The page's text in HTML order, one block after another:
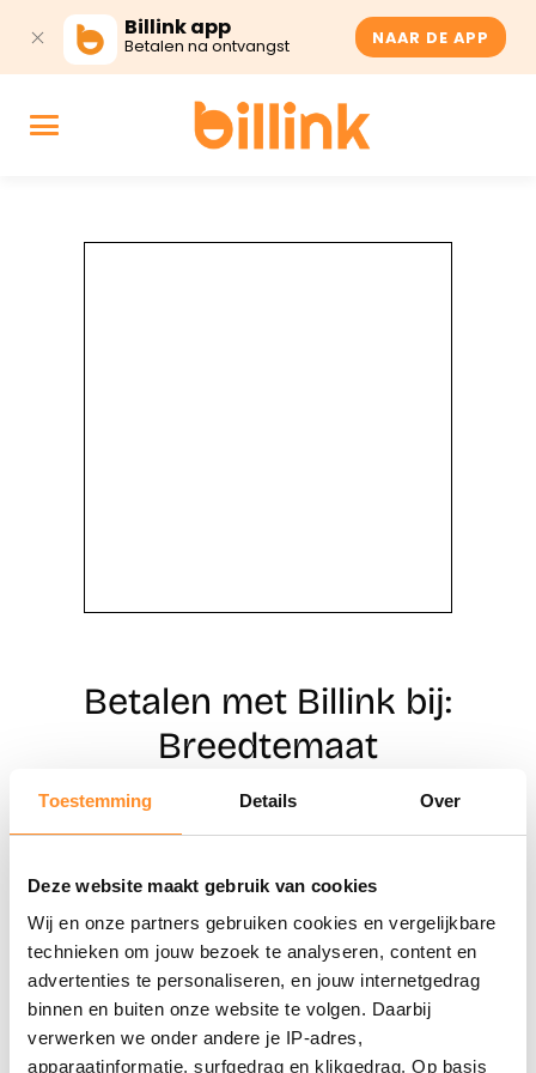
Toestemming Details Over
Deze website maakt gebruik van cookies
Wij en onze partners gebruiken cookies en vergelijkbare
technieken om jouw bezoek te analyseren, content en
advertenties te personaliseren, en jouw internetgedrag
binnen en buiten onze website te volgen. Daarbij
verwerken we onder andere je IP-adres,
apparaatinformatie, surfgedrag en klikgedrag. Op basis
Billink app
Betalen na ontvangst NAAR DE APP
Betalen met Billink bij:
Breedtemaat
Naar winkels